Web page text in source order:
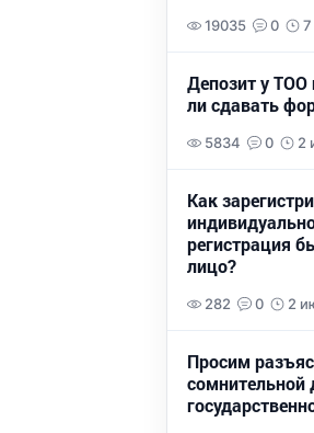
19035 0
Депозит у
ли сдавать
5834 0 2
Как
регистрация
лицо?
282 0 2
Просим
сомнительной